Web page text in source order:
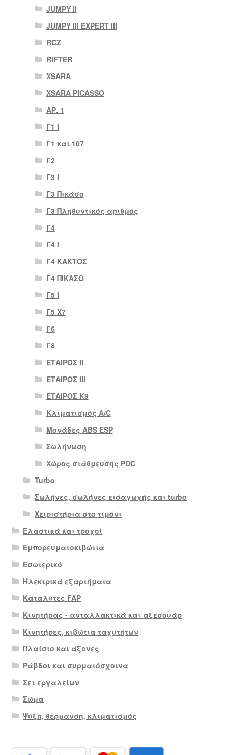
JUMPY II
JUMPY III EXPERT III
RCZ
RIFTER
XSARA
XSARA PICASSO
ΑΡ. 1
Γ1 Ι
Γ1 και 107
Γ2
Γ3 Ι
Γ3 Πικάσο
Γ3 Πληθυντικός αριθμός
Γ4
Γ4 Ι
Γ4 ΚΑΚΤΟΣ
Γ4 ΠΙΚΑΣΟ
Γ5 Ι
Γ5 Χ7
Γ6
Γ8
ΕΤΑΙΡΟΣ II
ΕΤΑΙΡΟΣ III
ΕΤΑΙΡΟΣ Κ9
Κλιματισμός A/C
Μονάδες ABS ESP
Σωλήνωση
Χώρος στάθμευσης PDC
Turbo
Σωλήνες, σωλήνες εισαγωγής και turbo
Χειριστήρια στο τιμόνι
Ελαστικά και τροχοί
Εμπορευματοκιβώτια
Εσωτερικό
Ηλεκτρικά εξαρτήματα
Καταλύτες FAP
Κινητήρας - ανταλλακτικά και αξεσουάρ
Κινητήρες, κιβώτια ταχυτήτων
Πλαίσιο και άξονες
Ράβδοι και συρματόσχοινα
Σετ εργαλείων
Σώμα
Ψύξη, θέρμανση, κλιματισμός